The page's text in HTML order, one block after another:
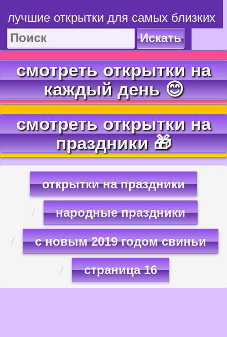
лучшие открытки для самых близких
Искать
смотреть открытки на
каждый день 😊
смотреть открытки на
праздники 🎁
открытки на праздники
народные праздники
с новым 2019 годом свиньи
страница 16